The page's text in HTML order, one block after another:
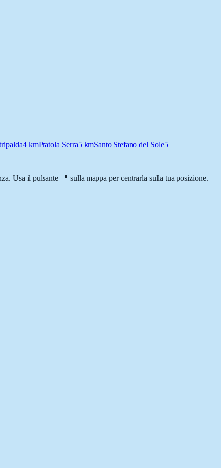
4kmPratola Serra5kmSanto Stefano del Sole5
Usa il pulsante 📍 sulla mappa per centrarla sulla tua posizione.